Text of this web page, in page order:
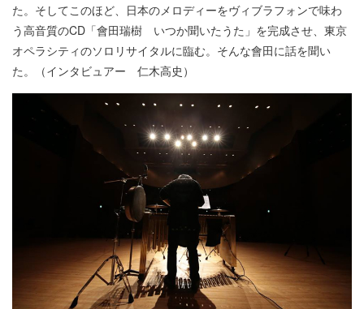
た。そしてこのほど、日本のメロディーをヴィブラフォンで味わ
う高音質のCD「會田瑞樹 いつか聞いたうた」を完成させ、東京
オペラシティのソロリサイタルに臨む。そんな會田に話を聞い
た。（インタビュアー 仁木高史）